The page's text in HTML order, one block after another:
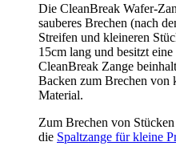
Die CleanBreak Wafer-
sauberes Brechen (nach
Streifen und kleineren
15cm lang und besitzt
CleanBreak Zange
Backen zum Brechen von
Material.
Zum Brechen von
die Spaltzange für kleine